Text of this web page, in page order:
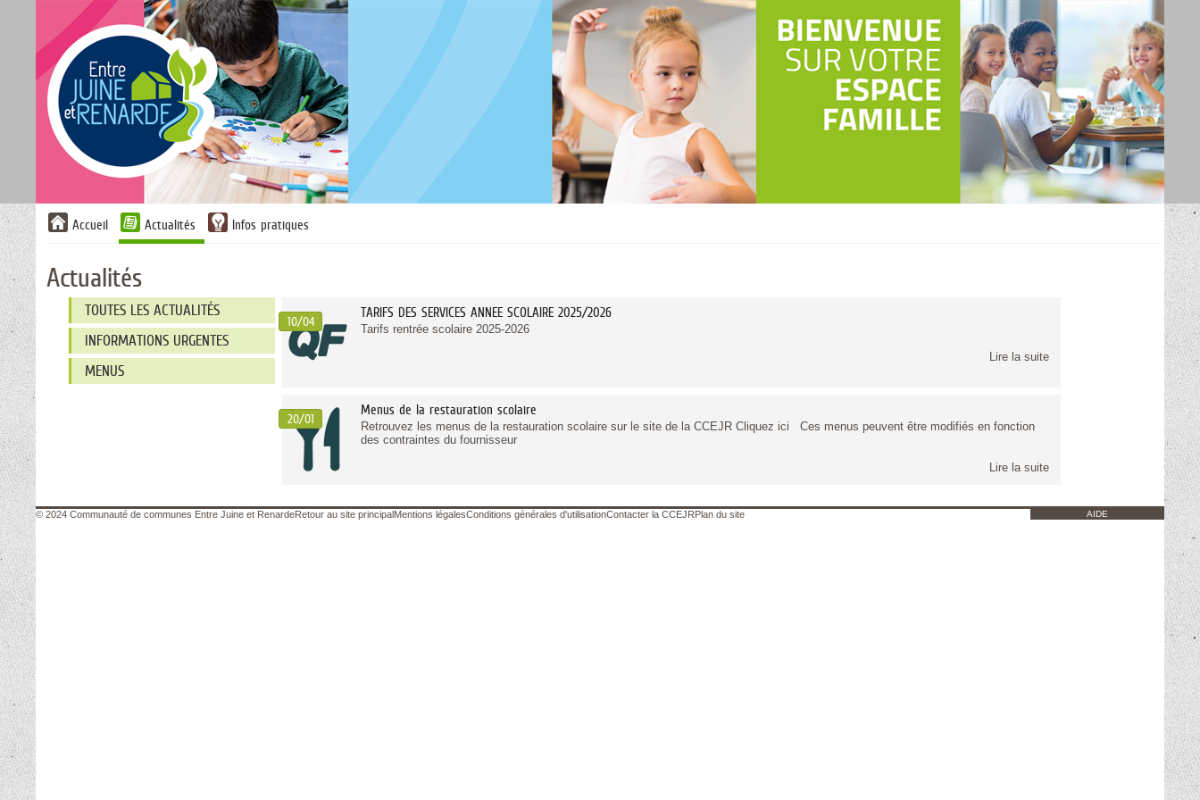
Liste
des
Accueil Actualités Infos pratiques
Actualités
catégories
d'actualité
TOUTES LES ACTUALITÉS
INFORMATIONS URGENTES
MENUS
10/04
TARIFS DES SERVICES ANNEE SCOLAIRE 2025/2026
Tarifs rentrée scolaire 2025-2026
Lire la suite
20/01
Menus de la restauration scolaire
Retrouvez les menus de la restauration scolaire sur le site de la CCEJR Cliquez ici Ces menus peuvent être modifiés en fonction
des contraintes du fournisseur
Lire la suite
© 2024 Communauté de communes Entre Juine et RenardeRetour au site principalMentions légalesConditions générales d'utilisationContacter la CCEJRPlan du site AIDE